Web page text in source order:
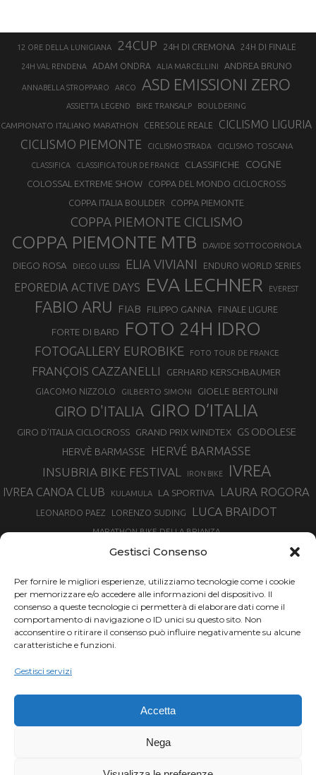
Gestisci Consenso
Per fornire le migliori esperienze, utilizziamo tecnologie come i cookie
per memorizzare e/o accedere alle informazioni del dispositivo. Il
consenso a queste tecnologie ci permetterà di elaborare dati come il
comportamento di navigazione o ID unici su questo sito. Non
acconsentire o ritirare il consenso può influire negativamente su alcune
caratteristiche e funzioni.
Gestisci servizi
Accetta
Nega
12 ORE DELLA LUNIGIANA 24CUP 24H DI CREMONA 24H DI FINALE
24H VAL RENDENA ADAM ONDRA ALIA MARCELLINI ANDREA BRUNO
ANNABELLA STROPPARO ARCO ASD EMISSIONI ZERO
ASSIETTA LEGEND BIKE TRANSALP BOULDERING
CAMPIONATO ITALIANO MARATHON CERESOLE REALE CICLISMO LIGURIA
CICLISMO PIEMONTE CICLISMO STRADA CICLISMO TOSCANA
CLASSIFICA CLASSIFICA TOUR DE FRANCE CLASSIFICHE COGNE
COLOSSAL EXTREME SHOW
COPPA DEL MONDO CICLOCROSS
COPPA ITALIA BOULDER
COPPA PIEMONTE
COPPA PIEMONTE CICLISMO
COPPA PIEMONTE MTB DAVIDE SOTTOCORNOLA
DIEGO ROSA DIEGO ULISSI ELIA VIVIANI ENDURO WORLD SERIES
EPOREDIA ACTIVE DAYS EVA LECHNER EVEREST
FABIO ARU FIAB FILIPPO GANNA FINALE LIGURE
FORTE DI BARD FOTO 24H IDRO
FOTOGALLERY EUROBIKE FOTO TOUR DE FRANCE
FRANÇOIS CAZZANELLI GERHARD KERSCHBAUMER
GIACOMO NIZZOLO GILBERTO SIMONI GIOELE BERTOLINI
GIRO D'ITALIA GIRO D’ITALIA
GIRO D’ITALIA CICLOCROSS GRAND PRIX WINDTEX GS ODOLESE
HERVÈ BARMASSE
HERVÉ BARMASSE
INSUBRIA BIKE FESTIVAL
IRON BIKE IVREA
IVREA CANOA CLUB KULAMULA LA SPORTIVA LAURA ROGORA
LEONARDO PAEZ LORENZO SUDING LUCA BRAIDOT
MARATHON BIKE DELLA BRIANZA
MARCO AURELIO FONTANA
MARTINO FRUET MATHIEU VAN DER POEL MATTEO TRENTIN MIKE FELDERER
MIRKO CELESTINO NIBALI
NINO SCHURTER
PARCO NAZIONALE GRAN PARADISO
PROMENADO BIKE
SIMONE MORO
TOUR DE FRANCE
VINCENZO NIBALI